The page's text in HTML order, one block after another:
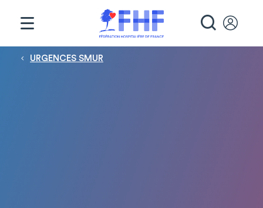
Fil d'Ariane
URGENCES SMUR
Panneau de gestion des cookies